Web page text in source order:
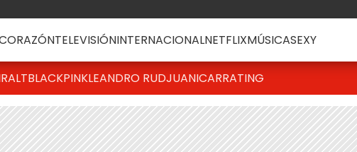
TELEVISIÓNINTERNACIONALNETFLIXMÚSICASEXY
BLACKPINKLEANDRO RUDJUANICARRATING